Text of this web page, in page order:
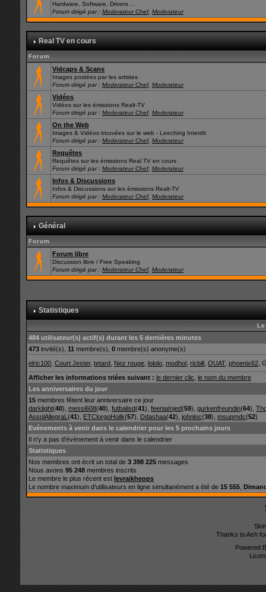
Hardware, Software, Drivers ...
Forum dirigé par :Moderateur Chef,Moderateur
Real TV en cours
Forum
Vidcaps & Scans
Images postées par les artistes
Forum dirigé par :Moderateur Chef,Moderateur
Vidéos
Vidéos sur les émissions Realt-TV
Forum dirigé par :Moderateur Chef,Moderateur
On the Web
Images & Vidéos trouvées sur le web - Leeching Interdit
Forum dirigé par :Moderateur Chef,Moderateur
Requêtes
Requêtes sur les émissions Real TV en cours
Forum dirigé par :Moderateur Chef,Moderateur
Infos & Discussions
Infos & Discussions sur les émissions Realt-TV
Forum dirigé par :Moderateur Chef,Moderateur
Général
Forum
Forum libre
Discussion libre / Free Speaking
Forum dirigé par :Moderateur Chef,Moderateur
Statistiques
484 utilisateur(s) actif(s) durant les 5 dernières minutes
473 invité(s),11 membre(s),0 membre(s) anonyme(s)
elric100 ,Court Jester,tetard Nez rouge ,lololo ,modhol ,ricbill ,OUAT,phoenix62 ,
Afficher les informations triées suivant : le dernier clic ,le nom du membre
Les anniversaires du jour
15 membres fêtent leur anniversaire ce jour
darklight(40),messi608(40),futbalisd(41),feeniaInjed(59),gurkenfreundin(64),
AssolAllegraL(41), ETClorgoHoilk(57), Ddashaa(42),johnloc(38),msupmdc(52)
Evénements à venir dans le calendrier pour les 5 prochains jours
Il n'y a pas d'évènement à venir dans le calendrier
Statistiques
Nos membres ont écrit un total de3 398 225 messages
Nous avons95 248 membres inscrits
Le membre le plus récent estlevraikheops
Le nombre maximum d'utilisateurs en ligne simultanément a été de15 555 ,
Thanks to Ash
Powered